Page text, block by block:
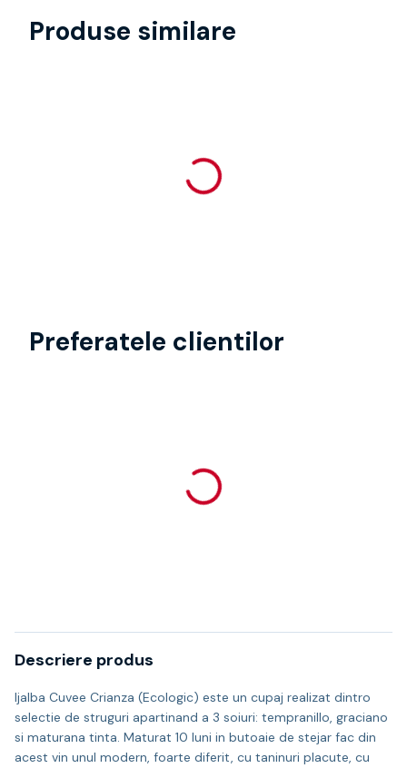
Produse similare
Preferatele clientilor
Descriere produs
Ijalba Cuvee Crianza (Ecologic) este un cupaj realizat dintro
selectie de struguri apartinand a 3 soiuri: tempranillo, graciano
si maturana tinta. Maturat 10 luni in butoaie de stejar fac din
acest vin unul modern, foarte diferit, cu taninuri placute, cu